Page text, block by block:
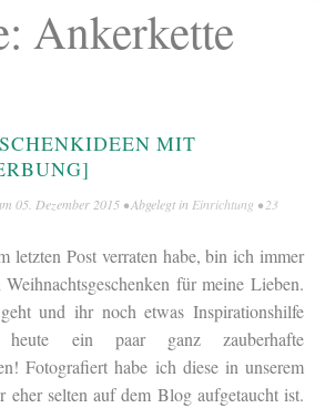
Ankerkette
MIT
05. Dezember 2015 • Abgelegt in Einrichtung •23
letzten Post verraten habe, bin ich immer
für meine Lieben.
und ihr noch etwas Inspirationshilfe
ein paar ganz zauberhafte
Fotografiert habe ich diese in unserem
eher selten auf dem Blog aufgetaucht ist.